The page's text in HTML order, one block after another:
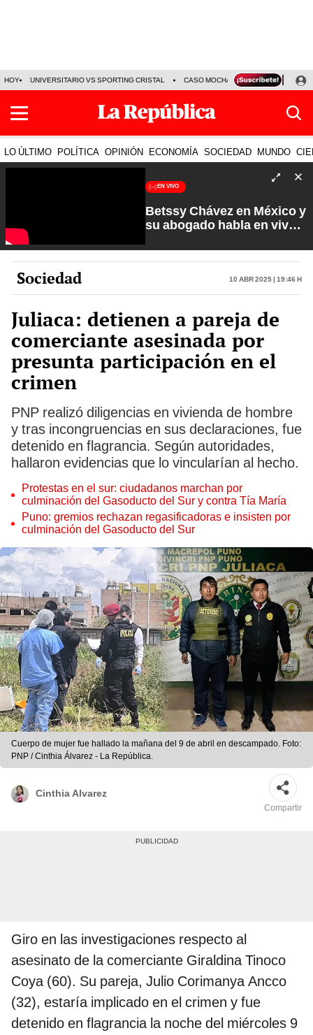
HOY UNIVERSITARIO VS SPORTING CRISTAL CASO MOCHASUELDOS
LO ÚLTIMO POLÍTICA OPINIÓN ECONOMÍA SOCIEDAD MUNDO
EN VIVO
Betssy Chávez en México y
su abogado habla en vivo |
Carlos Cornejo
Sociedad 10 Abr 2025 | 19:46 h
Juliaca: detienen a pareja de
comerciante asesinada por
presunta participación en el
crimen
PNP realizó diligencias en vivienda de hombre
y tras incongruencias en sus declaraciones, fue
detenido en flagrancia. Según autoridades,
hallaron evidencias que lo vincularían al hecho.
Protestas en el sur: ciudadanos marchan por
culminación del Gasoducto del Sur y contra Tía María
Puno: gremios rechazan regasificadoras e insisten por
culminación del Gasoducto del Sur
Cuerpo de mujer fue hallado la mañana del 9 de abril en descampado. Foto:
PNP / Cinthia Álvarez - La República.
Cinthia Alvarez
Compartir
Giro en las investigaciones respecto al
asesinato de la comerciante Giraldina Tinoco
Coya (60). Su pareja, Julio Corimanya Ancco
(32), estaría implicado en el crimen y fue
detenido en flagrancia la noche del miércoles 9